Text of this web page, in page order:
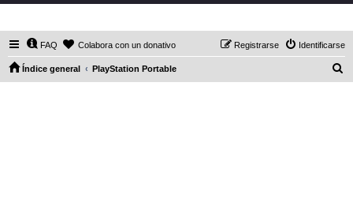
FAQ Colabora con un donativo Identificarse
Registrarse
Índice general PlayStation Portable